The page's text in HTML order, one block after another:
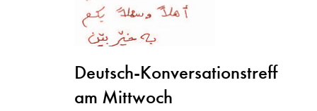
Deutsch-Konversationstreff
am Mittwoch